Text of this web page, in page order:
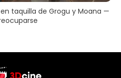
taquilla de Grogu y Moana —